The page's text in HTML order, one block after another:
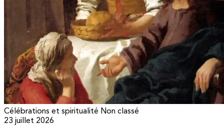
Célébrations et spiritualité Non classé
23 juillet 2026